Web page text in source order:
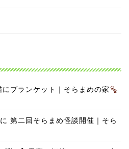
にブランケット｜そらまめの家
に 第二回そらまめ怪談開催｜そら